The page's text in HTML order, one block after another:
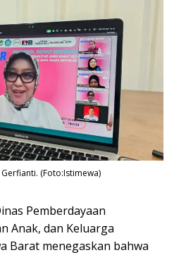
Gerfianti. (Foto:Istimewa)
Pemberdayaan
Anak, dan Keluarga
Barat menegaskan bahwa